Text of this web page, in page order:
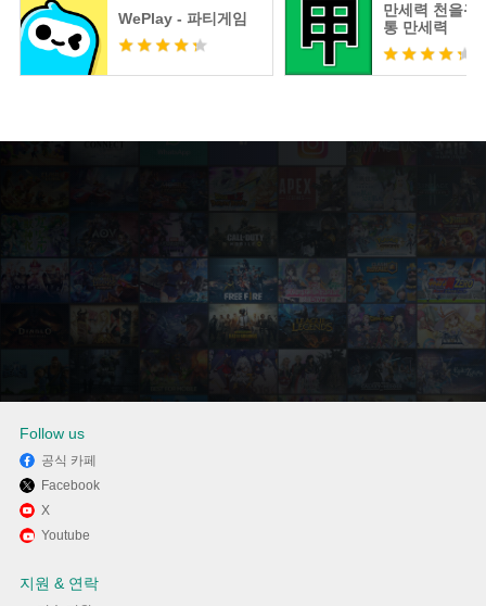
WePlay - 파티게임
만세력 천을귀
통 만세력
Memu Play에서 탑텐몰 사용하
Follow us
공식 카페
Facebook
X
Youtube
지원 & 연락